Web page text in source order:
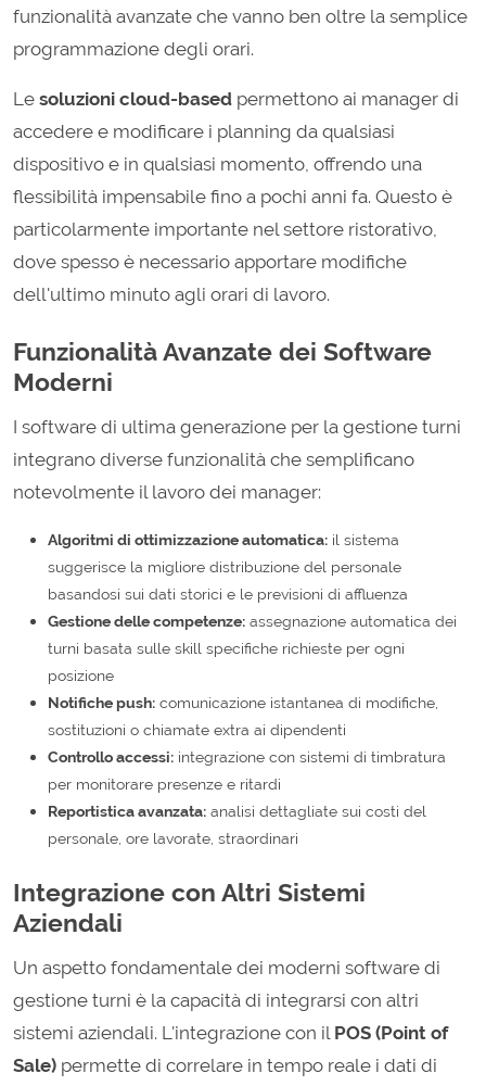
funzionalità avanzate che vanno ben oltre la semplice
programmazione degli orari.
Le soluzioni cloud-based permettono ai manager di
accedere e modificare i planning da qualsiasi
dispositivo e in qualsiasi momento, offrendo una
flessibilità impensabile fino a pochi anni fa. Questo è
particolarmente importante nel settore ristorativo,
dove spesso è necessario apportare modifiche
dell'ultimo minuto agli orari di lavoro.
Funzionalità Avanzate dei Software
Moderni
I software di ultima generazione per la gestione turni
integrano diverse funzionalità che semplificano
notevolmente il lavoro dei manager:
Algoritmi di ottimizzazione automatica: il sistema
suggerisce la migliore distribuzione del personale
basandosi sui dati storici e le previsioni di affluenza
Gestione delle competenze: assegnazione automatica dei
turni basata sulle skill specifiche richieste per ogni
posizione
Notifiche push: comunicazione istantanea di modifiche,
sostituzioni o chiamate extra ai dipendenti
Controllo accessi: integrazione con sistemi di timbratura
per monitorare presenze e ritardi
Reportistica avanzata: analisi dettagliate sui costi del
personale, ore lavorate, straordinari
Integrazione con Altri Sistemi
Aziendali
Un aspetto fondamentale dei moderni software di
gestione turni è la capacità di integrarsi con altri
sistemi aziendali. L'integrazione con il POS (Point of
Sale) permette di correlare in tempo reale i dati di